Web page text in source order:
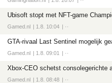
Ubisoft stopt met NFT-game
Gamed.nl 1.8. 10:04 ··
GTA-rivaal Last Sentinel mogelijk
Gamed.nl 1.8. 09:01 ··
Xbox-CEO schetst consolegerichte
Gamed.nl 1.8. 08:48 ··